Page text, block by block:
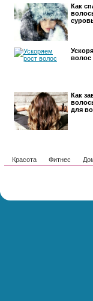
Как
волос
Как
для
Красота Фитнес